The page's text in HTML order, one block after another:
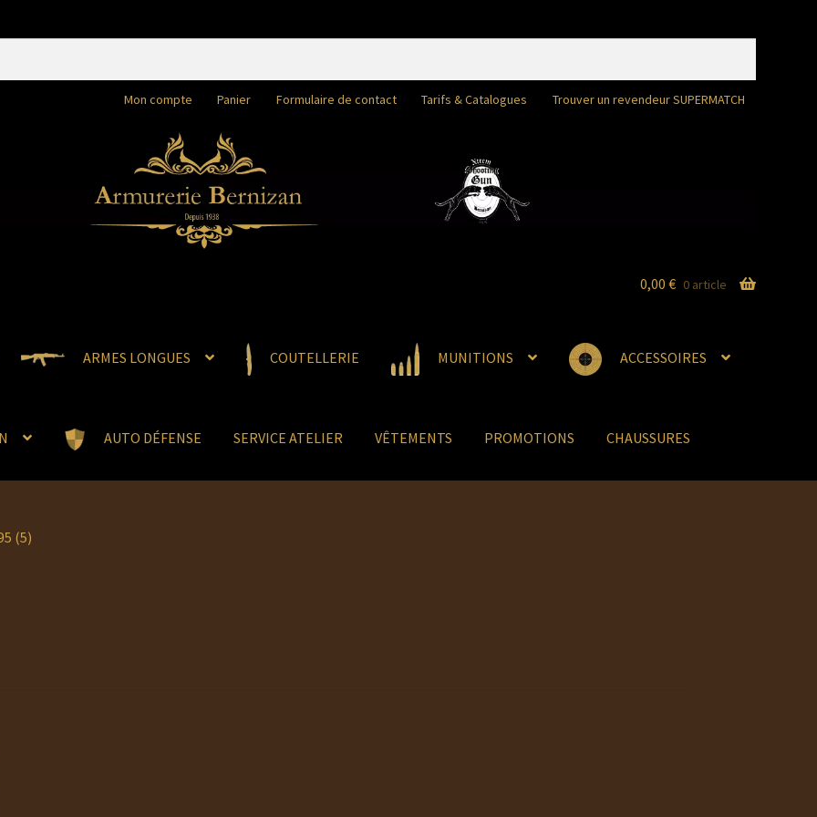
Mon compte Panier Formulaire de contact Tarifs & Catalogues Trouver un revendeur SUPERMATCH
ARMES LONGUES COUTELLERIE MUNITIONS ACCESSOIRES
AUTO DÉFENSE SERVICE ATELIER VÊTEMENTS PROMOTIONS CHAUSSURES
0,00 € 0 article
(5)